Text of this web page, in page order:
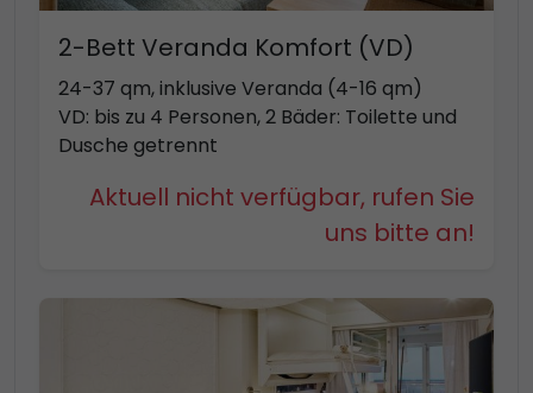
2-Bett Veranda Komfort (VD)
24-37 qm, inklusive Veranda (4-16 qm)
VD: bis zu 4 Personen, 2 Bäder: Toilette und
Dusche getrennt
Aktuell nicht verfügbar, rufen Sie
uns bitte an!